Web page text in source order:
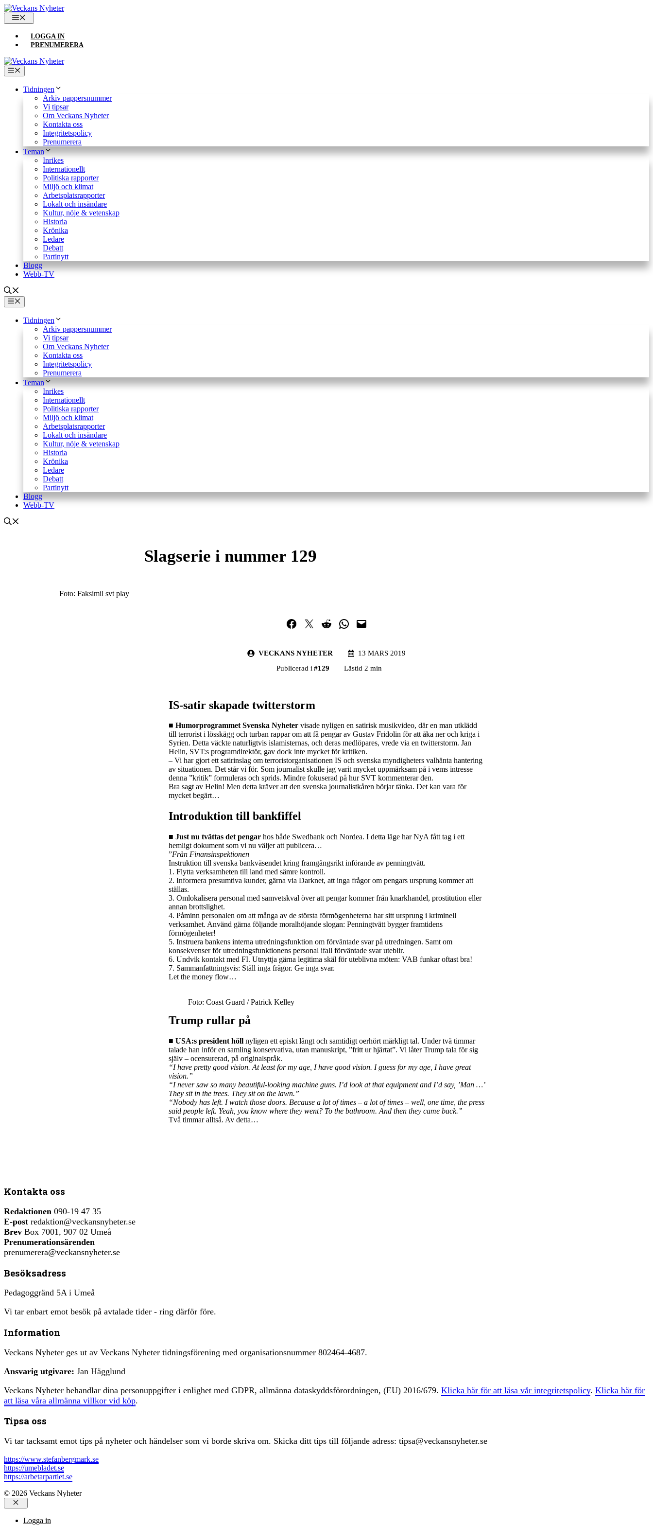
Hoppa
till
innehåll
LOGGA IN
PRENUMERERA
Meny
Tidningen
Arkiv pappersnummer
Vi tipsar
Om Veckans Nyheter
Kontakta oss
Integritetspolicy
Prenumerera
Teman
Inrikes
Internationellt
Politiska rapporter
Miljö och klimat
Arbetsplatsrapporter
Lokalt och insändare
Kultur, nöje & vetenskap
Historia
Krönika
Ledare
Debatt
Partinytt
Blogg
Webb-TV
Meny
Tidningen
Arkiv pappersnummer
Vi tipsar
Om Veckans Nyheter
Kontakta oss
Integritetspolicy
Prenumerera
Teman
Inrikes
Internationellt
Politiska rapporter
Miljö och klimat
Arbetsplatsrapporter
Lokalt och insändare
Kultur, nöje & vetenskap
Historia
Krönika
Ledare
Debatt
Partinytt
Blogg
Webb-TV
Slagserie i nummer 129
Foto: Faksimil svt play
Dela på Facebook
Dela på TwitterDela på RedditDela i WhatsApp
Maila en länk
VECKANS NYHETER
13 MARS 2019
Publicerad i #129 Lästid 2 min
IS-satir skapade twitterstorm
■ Humorprogrammet Svenska Nyheter visade nyligen en satirisk musikvideo, där en man utklädd
till terrorist i lösskägg och turban rappar om att få pengar av Gustav Fridolin för att åka ner och kriga i
Syrien. Detta väckte naturligtvis islamisternas, och deras medlöpares, vrede via en twitterstorm. Jan
Helin, SVT:s programdirektör, gav dock inte mycket för kritiken.
– Vi har gjort ett satirinslag om terroristorganisationen IS och svenska myndigheters valhänta hantering
av situationen. Det står vi för. Som journalist skulle jag varit mycket uppmärksam på i vems intresse
denna ”kritik” formuleras och sprids. Mindre fokuserad på hur SVT kommenterar den.
Bra sagt av Helin! Men detta kräver att den svenska journalistkåren börjar tänka. Det kan vara för
mycket begärt…
Introduktion till bankfiffel
■ Just nu tvättas det pengar hos både Swedbank och Nordea. I detta läge har NyA fått tag i ett
hemligt dokument som vi nu väljer att publicera…
”Från Finansinspektionen
Instruktion till svenska bankväsendet kring framgångsrikt införande av penningtvätt.
1. Flytta verksamheten till land med sämre kontroll.
2. Informera presumtiva kunder, gärna via Darknet, att inga frågor om pengars ursprung kommer att
ställas.
3. Omlokalisera personal med samvetskval över att pengar kommer från knarkhandel, prostitution eller
annan brottslighet.
4. Påminn personalen om att många av de största förmögenheterna har sitt ursprung i kriminell
verksamhet. Använd gärna följande moralhöjande slogan: Penningtvätt bygger framtidens
förmögenheter!
5. Instruera bankens interna utredningsfunktion om förväntade svar på utredningen. Samt om
konsekvenser för utredningsfunktionens personal ifall förväntade svar uteblir.
6. Undvik kontakt med FI. Utnyttja gärna legitima skäl för uteblivna möten: VAB funkar oftast bra!
7. Sammanfattningsvis: Ställ inga frågor. Ge inga svar.
Let the money flow…
Foto: Coast Guard / Patrick Kelley
Trump rullar på
■ USA:s president höll nyligen ett episkt långt och samtidigt oerhört märkligt tal. Under två timmar
talade han inför en samling konservativa, utan manuskript, ”fritt ur hjärtat”. Vi låter Trump tala för sig
själv – ocensurerad, på originalspråk.
“I have pretty good vision. At least for my age, I have good vision. I guess for my age, I have great
vision.”
“I never saw so many beautiful-looking machine guns. I’d look at that equipment and I’d say, ’Man …’
They sit in the trees. They sit on the lawn.”
“Nobody has left. I watch those doors. Because a lot of times – a lot of times – well, one time, the press
said people left. Yeah, you know where they went? To the bathroom. And then they came back.”
Två timmar alltså. Av detta…
Kontakta oss
Redaktionen 090-19 47 35
E-post redaktion@veckansnyheter.se
Brev Box 7001, 907 02 Umeå
Prenumerationsärenden
prenumerera@veckansnyheter.se
Besöksadress
Pedagoggränd 5A i Umeå
Vi tar enbart emot besök på avtalade tider - ring därför före.
Information
Veckans Nyheter ges ut av Veckans Nyheter tidningsförening med organisationsnummer 802464-4687.
Ansvarig utgivare: Jan Hägglund
Veckans Nyheter behandlar dina personuppgifter i enlighet med GDPR, allmänna dataskyddsförordningen, (EU) 2016/679. Klicka här för att läsa vår integritetspolicy. Klicka här för
att läsa våra allmänna villkor vid köp.
Tipsa oss
Vi tar tacksamt emot tips på nyheter och händelser som vi borde skriva om. Skicka ditt tips till följande adress: tipsa@veckansnyheter.se
https://www.stefanbergmark.se
https://umebladet.se
https://arbetarpartiet.se
© 2026 Veckans Nyheter
Stäng
Logga in